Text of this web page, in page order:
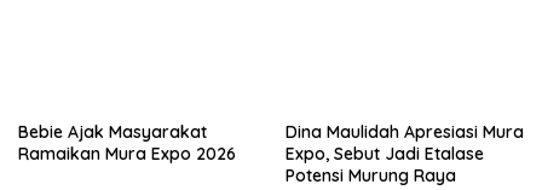
Bebie Ajak Masyarakat
Ramaikan Mura Expo 2026
Dina Maulidah Apresiasi Mura
Expo, Sebut Jadi Etalase
Potensi Murung Raya